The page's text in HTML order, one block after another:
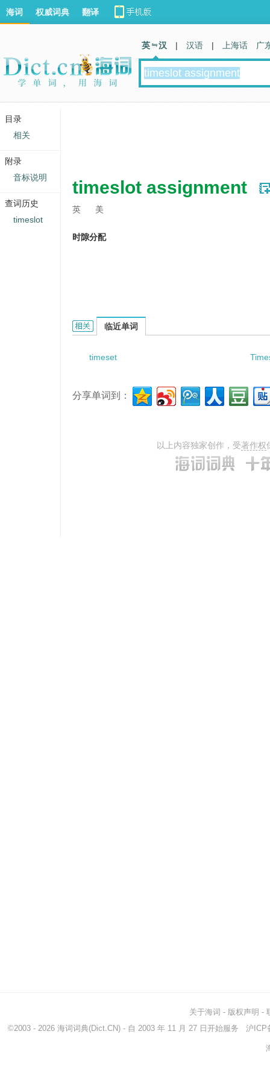
timeslot assignment
英 美
时隙分配
timeslot assignment的相关资料：
临近单词
timeset
分享单词到：
以上内容独家创作，受著作权
海词 权威词典 翻译
英 汉 | 汉语 | 上海话 广
关于海词 - 版权声明 -
©2003 - 2026 海词词典(Dict.CN) - 自 2003 年 11 月 27 日开始服务 沪ICP
目录
相关
附录
音标说明
查词历史
timeslot